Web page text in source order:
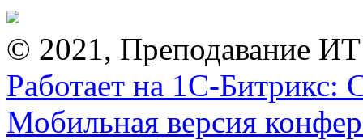
© 2021, Преподавание
Работает на 1С-Битрикс:
Мобильная версия